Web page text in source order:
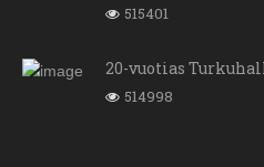
515401
20-vuotias
514998